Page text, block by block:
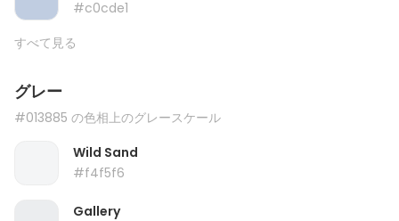
#c0cde1
すべて見る
グレー
#013885 の色相上のグレースケール
Wild Sand
#f4f5f6
Gallery